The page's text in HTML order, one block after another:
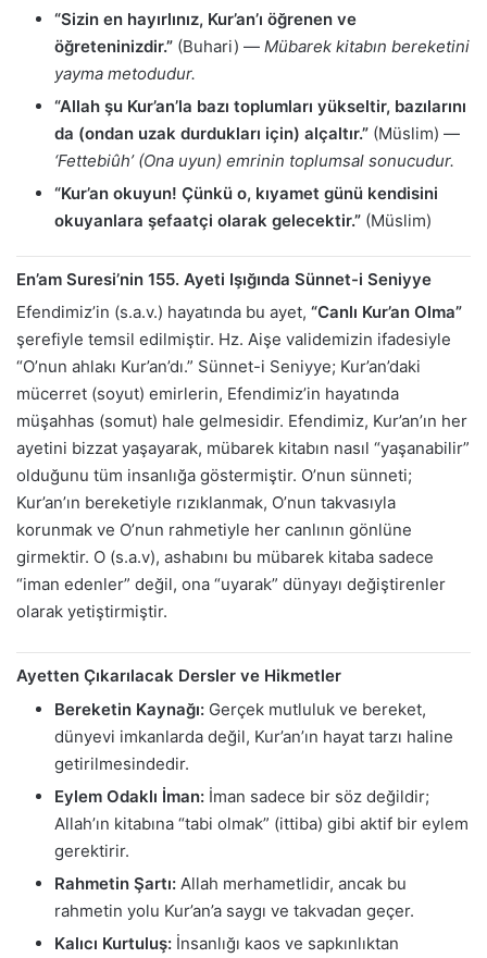
“Sizin en hayırlınız, Kur’an’ı öğrenen ve
öğreteninizdir.” (Buhari) — Mübarek kitabın bereketini
yayma metodudur.
“Allah şu Kur’an’la bazı toplumları yükseltir, bazılarını
da (ondan uzak durdukları için) alçaltır.” (Müslim) —
‘Fettebiûh’ (Ona uyun) emrinin toplumsal sonucudur.
“Kur’an okuyun! Çünkü o, kıyamet günü kendisini
okuyanlara şefaatçi olarak gelecektir.” (Müslim)
En’am Suresi’nin 155. Ayeti Işığında Sünnet-i Seniyye
Efendimiz’in (s.a.v.) hayatında bu ayet, “Canlı Kur’an Olma”
şerefiyle temsil edilmiştir. Hz. Aişe validemizin ifadesiyle
“O’nun ahlakı Kur’an’dı.” Sünnet-i Seniyye; Kur’an’daki
mücerret (soyut) emirlerin, Efendimiz’in hayatında
müşahhas (somut) hale gelmesidir. Efendimiz, Kur’an’ın her
ayetini bizzat yaşayarak, mübarek kitabın nasıl “yaşanabilir”
olduğunu tüm insanlığa göstermiştir. O’nun sünneti;
Kur’an’ın bereketiyle rızıklanmak, O’nun takvasıyla
korunmak ve O’nun rahmetiyle her canlının gönlüne
girmektir. O (s.a.v), ashabını bu mübarek kitaba sadece
“iman edenler” değil, ona “uyarak” dünyayı değiştirenler
olarak yetiştirmiştir.
Ayetten Çıkarılacak Dersler ve Hikmetler
Bereketin Kaynağı: Gerçek mutluluk ve bereket,
dünyevi imkanlarda değil, Kur’an’ın hayat tarzı haline
getirilmesindedir.
Eylem Odaklı İman: İman sadece bir söz değildir;
Allah’ın kitabına “tabi olmak” (ittiba) gibi aktif bir eylem
gerektirir.
Rahmetin Şartı: Allah merhametlidir, ancak bu
rahmetin yolu Kur’an’a saygı ve takvadan geçer.
Kalıcı Kurtuluş: İnsanlığı kaos ve sapkınlıktan